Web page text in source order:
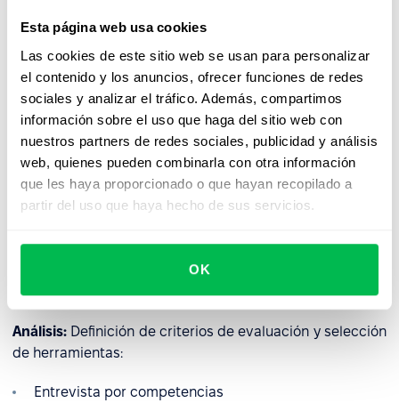
Esta página web usa cookies
Las cookies de este sitio web se usan para personalizar
el contenido y los anuncios, ofrecer funciones de redes
sociales y analizar el tráfico. Además, compartimos
información sobre el uso que haga del sitio web con
nuestros partners de redes sociales, publicidad y análisis
web, quienes pueden combinarla con otra información
que les haya proporcionado o que hayan recopilado a
partir del uso que haya hecho de sus servicios.
OK
de evaluación?
El centro de evaluación es un proceso que exige mucho
tiempo y recursos. En promedio, su implementación en
una empresa tomará 4 meses y constará de las
siguientes etapas:
Definición de las tareas del centro de evaluación:
el principio, es necesario comprender para qué se está
evaluando: Reclutamiento de candidatos, promoción,
desarrollo de empleados, etc.
que informará a todos los participantes sobre los
objetivos del centro de evaluación.
Análisis: Definición de criterios de evaluación y selección
de herramientas:
Entrevista por competencias